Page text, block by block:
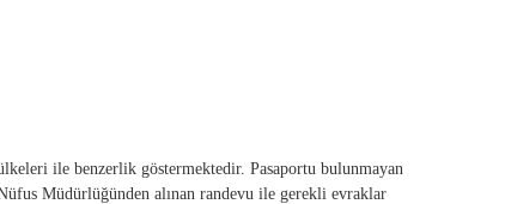
ile benzerlik göstermektedir. Pasaportu bulunmayan
Müdürlüğünden alınan randevu ile gerekli evraklar